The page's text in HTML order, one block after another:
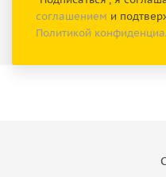
соглашением и
Политикой